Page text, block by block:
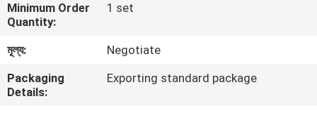
ভ্রমণ
Minimum Order
Quantity:
1 set
মূল্য:
Negotiate
Packaging
Details:
Exporting standard package